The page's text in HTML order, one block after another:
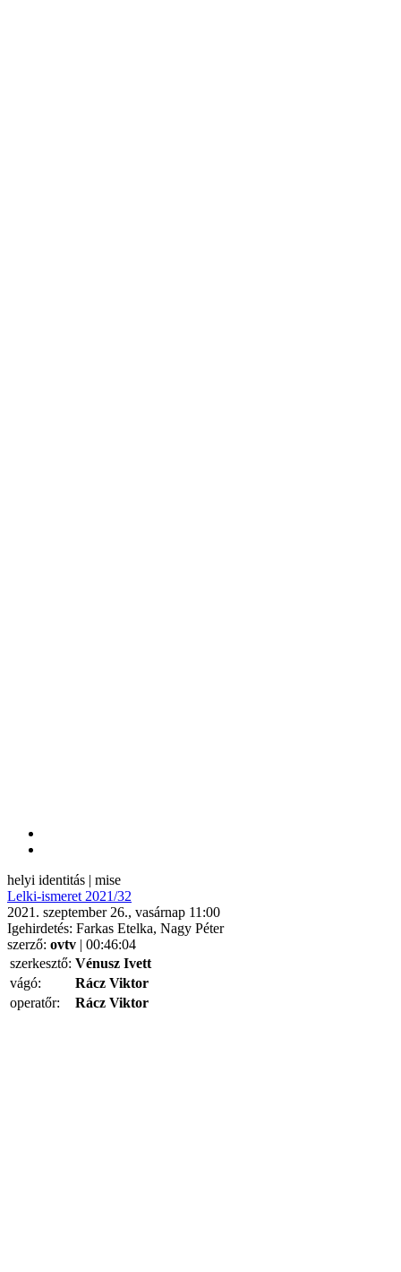
helyi identitás | mise
Lelki-ismeret 2021/32
2021. szeptember 26., vasárnap 11:00
Igehirdetés: Farkas Etelka, Nagy Péter
szerző: ovtv | 00:46:04
szerkesztő: Vénusz Ivett
vágó:
Rácz Viktor
operatőr:
Rácz Viktor